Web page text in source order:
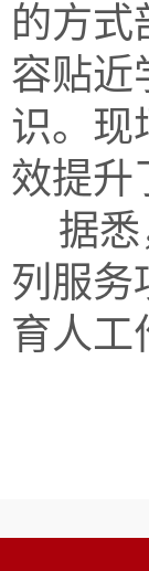
的方式
容贴近
识。现
效提升
据
列服务
育人工